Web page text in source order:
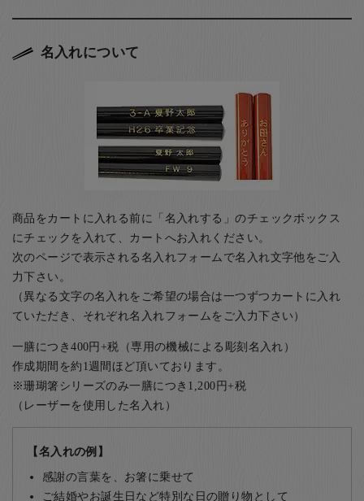
名入れについて
商品をカートに入れる前に「名入れする」のチェックボックス
にチェックを入れて、カートへお入れください。
次のページで表示される名入れフォームで名入れ文字他をご入
力下さい。
（異なる文字の名入れをご希望の場合は一つずつカートに入れ
ていただき、それぞれ名入れフォームをご入力下さい）
一膳につき400円+税（専用の機械による彫刻名入れ）
作成期間を約1週間ほど頂いております。
※珊瑚箸シリーズのみ一膳につき1,200円+税
（レーザーを使用した名入れ）
【名入れの例】
感謝の言葉を、お箸に乗せて
ご結婚やお誕生日など特別な日の贈り物として